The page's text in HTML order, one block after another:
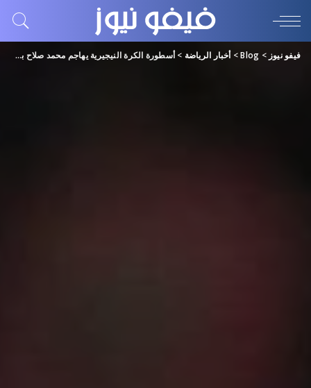
فيفو نيوز >
Blog
>أخبار الرياضة > أسطورة الكرة النيجيرية يهاجم محمد صلاح بطريقة غريبة ومثيرة للجدل